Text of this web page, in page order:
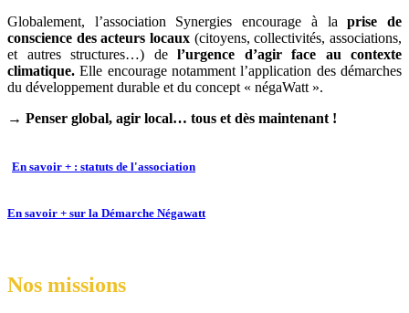
Globalement, l’association Synergies encourage à laprise de
conscience des acteurs locaux (citoyens, collectivités, associations,
et autres structures…) de l’urgence d’agir face au contexte
climatique.Elle encourage notamment l’application des démarches
du développement durable et du concept « négaWatt ».
→ Penser global, agir local… tous et dès maintenant !
En savoir + : statuts de l'association
En savoir + sur la Démarche Négawatt
Nos missions